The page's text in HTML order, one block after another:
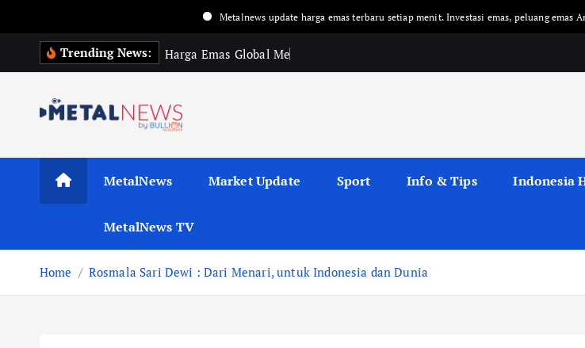
Metalnews update harga emas terbaru setiap menit. Investasi emas, peluang emas Anda!
Trending News: Harga Emas Global Me
MetalNews Market Update Sport Info & Tips Indonesia
MetalNews TV
Home Rosmala Sari Dewi : Dari Menari, untuk Indonesia dan Dunia